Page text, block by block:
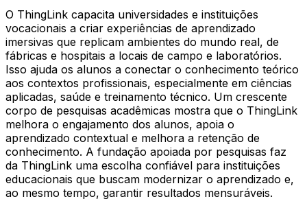
O ThingLink capacita universidades e instituições
vocacionais a criar experiências de aprendizado
imersivas que replicam ambientes do mundo real, de
fábricas e hospitais a locais de campo e laboratórios.
Isso ajuda os alunos a conectar o conhecimento teórico
aos contextos profissionais, especialmente em ciências
aplicadas, saúde e treinamento técnico. Um crescente
corpo de pesquisas acadêmicas mostra que o ThingLink
melhora o engajamento dos alunos, apoia o
aprendizado contextual e melhora a retenção de
conhecimento. A fundação apoiada por pesquisas faz
da ThingLink uma escolha confiável para instituições
educacionais que buscam modernizar o aprendizado e,
ao mesmo tempo, garantir resultados mensuráveis.